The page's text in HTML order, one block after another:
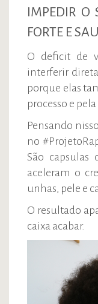
IMPEDIR O
FORTE E
O deficit de
interferir
porque elas
processo e
Pensando
no
São capsulas
aceleram o
unhas, pele e
O resultado
caixa acabar.